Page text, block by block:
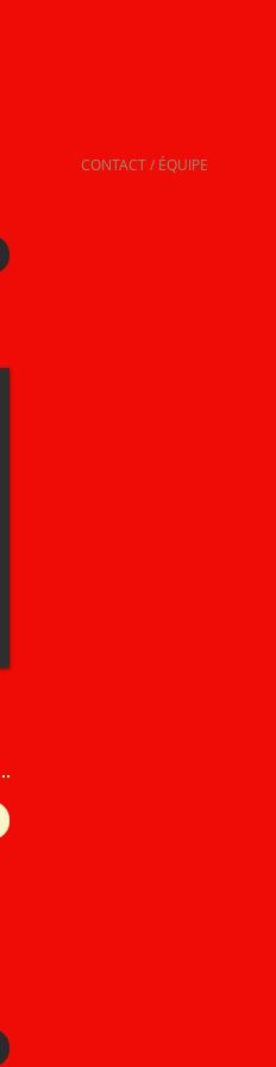
CONTACT / ÉQUIPE